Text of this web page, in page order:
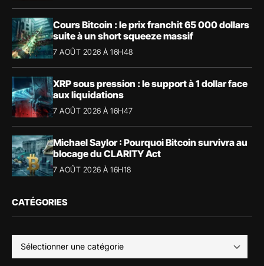
Cours Bitcoin : le prix franchit 65 000 dollars
suite à un short squeeze massif
7 AOÛT 2026 À 16H48
XRP sous pression : le support à 1 dollar face
aux liquidations
7 AOÛT 2026 À 16H47
Michael Saylor : Pourquoi Bitcoin survivra au
blocage du CLARITY Act
7 AOÛT 2026 À 16H18
CATÉGORIES